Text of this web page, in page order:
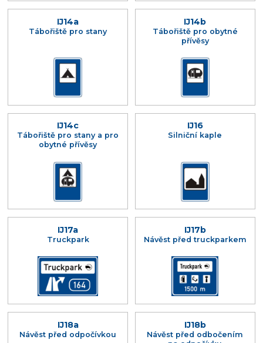
IJ14a
Tábořiště pro stany
IJ14b
Tábořiště pro obytné
přívěsy
IJ14c
Tábořiště pro stany a pro
obytné přívěsy
IJ16
Silniční kaple
IJ17a
Truckpark
IJ17b
Návěst před truckparkem
IJ18a
Návěst před odpočívkou
IJ18b
Návěst před odbočením